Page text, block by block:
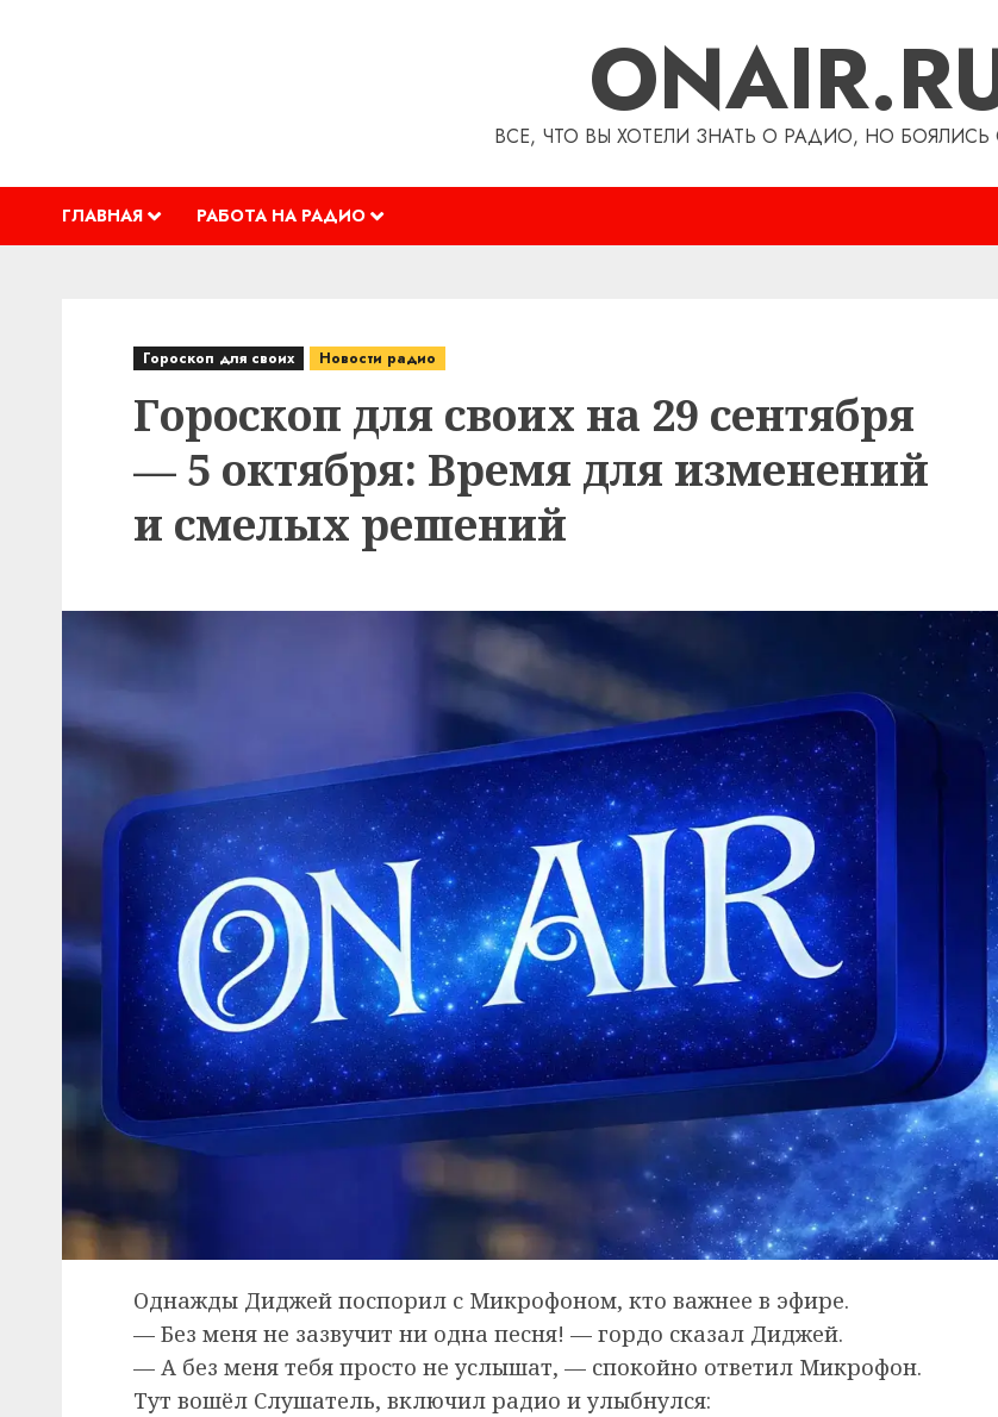
ВСЕ, ЧТО ВЫ ХОТЕЛИ ЗНАТЬ О РАДИО, НО БОЯЛИСЬ
ГЛАВНАЯ РАБОТА НА РАДИО
Гороскоп для своих Новости радио
Гороскоп для своих на 29 сентября
— 5 октября: Время для изменений
и смелых решений
Однажды Диджей поспорил с Микрофоном, кто важнее в эфире.
— Без меня не зазвучит ни одна песня! — гордо сказал Диджей.
— А без меня тебя просто не услышат, — спокойно ответил Микрофон.
Тут вошёл Слушатель, включил радио и улыбнулся: